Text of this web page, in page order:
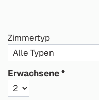
Zimmertyp
Erwachsene